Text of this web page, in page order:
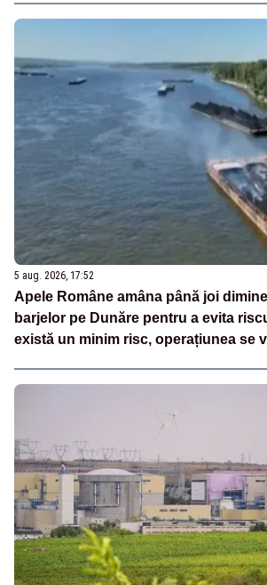
5 aug. 2026, 17:52
Apele Române amâna până joi
barjelor pe Dunăre pentru a evita
există un minim risc, operațiunea se